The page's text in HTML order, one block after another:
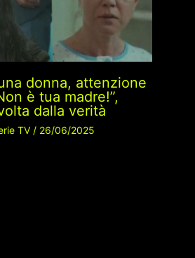
donna, attenzione
è tua madre!”,
dalla verità
TV/ 26/06/2025